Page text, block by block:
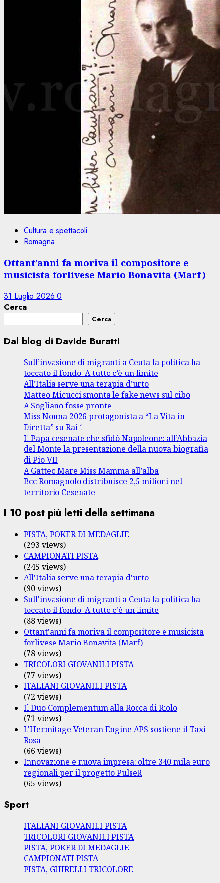
Cultura e spettacoli
Romagna
Ottant’anni fa moriva il compositore e
musicista forlivese Mario Bonavita (Marf)
31 Luglio 2026 0
Cerca
Cerca
Dal blog di Davide Buratti
Sull’invasione di migranti a Ceuta la politica ha
toccato il fondo. A tutto c’è un limite
All’Italia serve una terapia d’urto
Matteo Micucci smonta le fake news sul cibo
A Sogliano fosse pronte
Miss Nonna 2026 protagonista a “La Vita in
Diretta” su Rai 1
Il Papa cesenate che sfidò Napoleone: all’Abbazia
del Monte la presentazione della nuova biografia
di Pio VII
A Gatteo Mare Miss Mamma all’alba
Bcc Romagnolo distribuisce 2,5 milioni nel
territorio Cesenate
I 10 post più letti della settimana
PISTA, POKER DI MEDAGLIE
(293 views)
CAMPIONATI PISTA
(245 views)
All'Italia serve una terapia d'urto
(90 views)
Sull'invasione di migranti a Ceuta la politica ha
toccato il fondo. A tutto c'è un limite
(88 views)
Ottant'anni fa moriva il compositore e musicista
forlivese Mario Bonavita (Marf)
(78 views)
TRICOLORI GIOVANILI PISTA
(77 views)
ITALIANI GIOVANILI PISTA
(72 views)
Il Duo Complementum alla Rocca di Riolo
(71 views)
L'Hermitage Veteran Engine APS sostiene il Taxi
Rosa
(66 views)
Innovazione e nuova impresa: oltre 340 mila euro
regionali per il progetto PulseR
(65 views)
Sport
ITALIANI GIOVANILI PISTA
TRICOLORI GIOVANILI PISTA
PISTA, POKER DI MEDAGLIE
CAMPIONATI PISTA
PISTA, GHIRELLI TRICOLORE